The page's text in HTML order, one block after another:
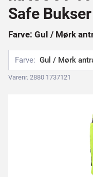
Safe
Farve: Gul / Mørk
Farve: Gul / Mørk
Varenr. 2880 1737121